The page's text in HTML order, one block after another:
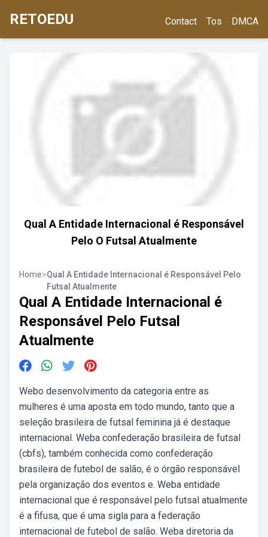
RETOEDU Contact Tos DMCA
Qual A Entidade Internacional é Responsável
Pelo O Futsal Atualmente
Home>Qual A Entidade Internacional é Responsável Pelo
Futsal Atualmente
Qual A Entidade Internacional é
Responsável Pelo Futsal
Atualmente
Webo desenvolvimento da categoria entre as
mulheres é uma aposta em todo mundo, tanto que a
seleção brasileira de futsal feminina já é destaque
internacional. Weba confederação brasileira de futsal
(cbfs), também conhecida como confederação
brasileira de futebol de salão, é o órgão responsável
pela organização dos eventos e. Weba entidade
internacional que é responsável pelo futsal atualmente
é a fifusa, que é uma sigla para a federação
internacional de futebol de salão. Weba diretoria da